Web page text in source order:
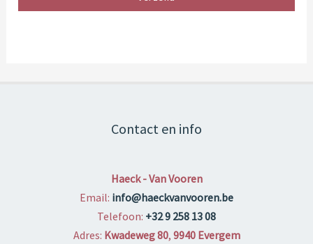
Contact en info
Haeck - Van Vooren
Email: info@haeckvanvooren.be
Telefoon: +32 9 258 13 08
Adres: Kwadeweg 80, 9940 Evergem